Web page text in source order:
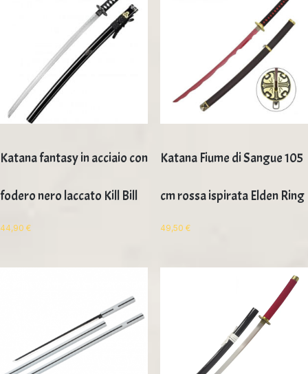
Katana fantasy in acciaio con
fodero nero laccato Kill Bill
44,90 €
Katana Fiume di Sangue 105
cm rossa ispirata Elden Ring
49,50 €